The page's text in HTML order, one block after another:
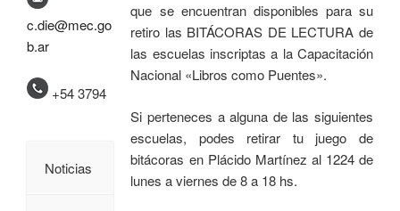
que se encuentran disponibles para su
retiro las BITÁCORAS DE LECTURA de
las escuelas inscriptas a la Capacitación
Nacional «Libros como Puentes».
Si perteneces a alguna de las siguientes
escuelas, podes retirar tu juego de
bitácoras en Plácido Martínez al 1224 de
lunes a viernes de 8 a 18 hs.
c.die@mec.go
b.ar
+54 3794
Noticias